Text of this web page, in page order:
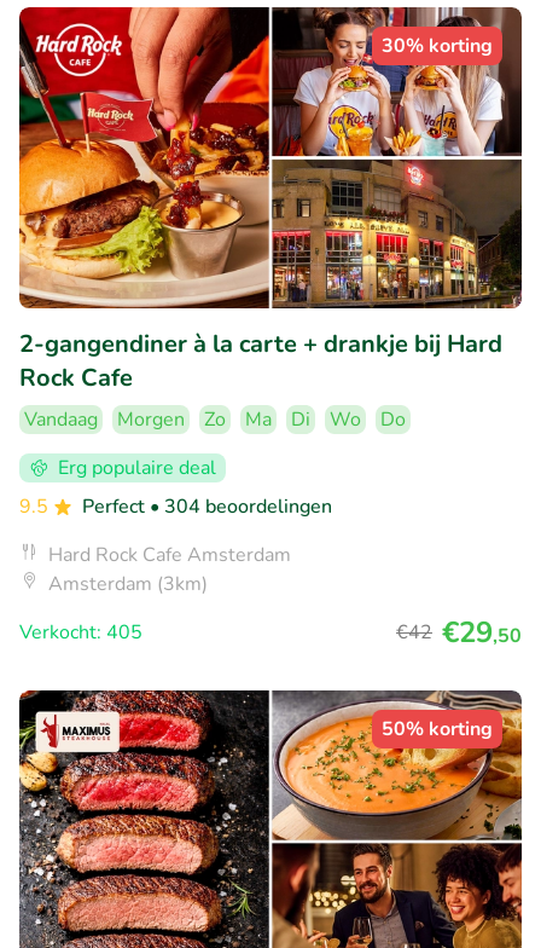
30% korting
2-gangendiner à la carte + drankje bij Hard
Rock Cafe
Vandaag Morgen Zo Ma Di Wo
Do
Erg populaire deal
9.5
Perfect • 304 beoordelingen
Hard Rock Cafe Amsterdam
Amsterdam (3km)
Verkocht: 405
€42 €29,50
50% korting